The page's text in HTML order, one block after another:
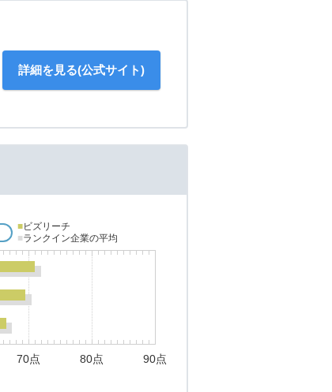
詳細を見る(公式サイト)
■ビズリーチ
■ランクイン企業の平均
70点 80点 90点